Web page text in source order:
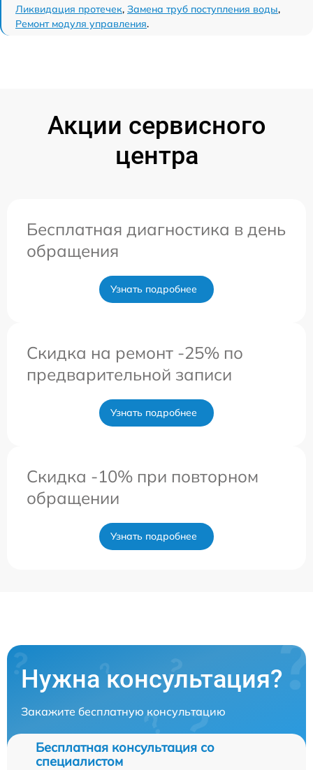
Ликвидация протечек, Замена труб поступления воды,
Ремонт модуля управления.
Акции сервисного
центра
Бесплатная диагностика в день
обращения
Узнать подробнее
Скидка на ремонт -25% по
предварительной записи
Узнать подробнее
Скидка -10% при повторном
обращении
Узнать подробнее
Нужна консультация?
Закажите бесплатную консультацию
Бесплатная консультация со
специалистом